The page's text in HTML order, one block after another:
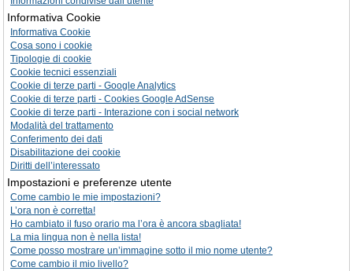
Informativa Cookie
Informativa Cookie
Cosa sono i cookie
Tipologie di cookie
Cookie tecnici essenziali
Cookie di terze parti - Google Analytics
Cookie di terze parti - Cookies Google AdSense
Cookie di terze parti - Interazione con i social network
Modalità del trattamento
Conferimento dei dati
Disabilitazione dei cookie
Diritti dell’interessato
Impostazioni e preferenze utente
Come cambio le mie impostazioni?
L’ora non è corretta!
Ho cambiato il fuso orario ma l’ora è ancora sbagliata!
La mia lingua non è nella lista!
Come posso mostrare un’immagine sotto il mio nome utente?
Come cambio il mio livello?